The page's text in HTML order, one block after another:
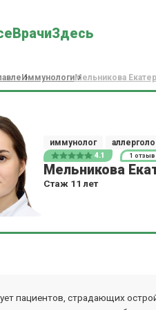
ИммунологиМельникова
иммунолог
4.1 1 отзыв
Мельникова
Стаж 11 лет
пациентов, страдающих